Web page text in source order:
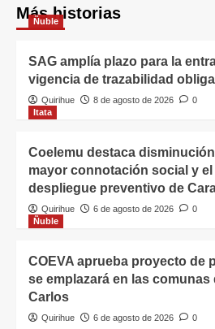
Más historias
Ñuble
SAG amplía plazo para la
vigencia de trazabilidad
Quirihue 8 de agosto de 2026
0
Itata
Coelemu destaca
mayor connotación social y
despliegue preventivo de
Quirihue 6 de agosto de 2026
0
Ñuble
COEVA aprueba proyecto de
se emplazará en las comunas
Carlos
Quirihue 6 de agosto de 2026 0